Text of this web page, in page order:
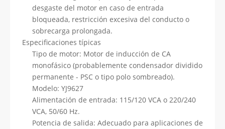
desgaste del motor en caso de entrada
bloqueada, restricción excesiva del conducto o
sobrecarga prolongada.
Especificaciones típicas
Tipo de motor: Motor de inducción de CA
monofásico (probablemente condensador dividido
permanente - PSC o tipo polo sombreado).
Modelo: YJ9627
Alimentación de entrada: 115/120 VCA o 220/240
VCA, 50/60 Hz.
Potencia de salida: Adecuado para aplicaciones de